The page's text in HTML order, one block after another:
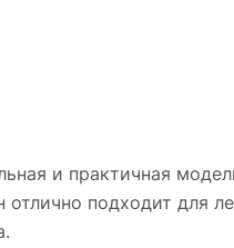
и практичная
подходит для